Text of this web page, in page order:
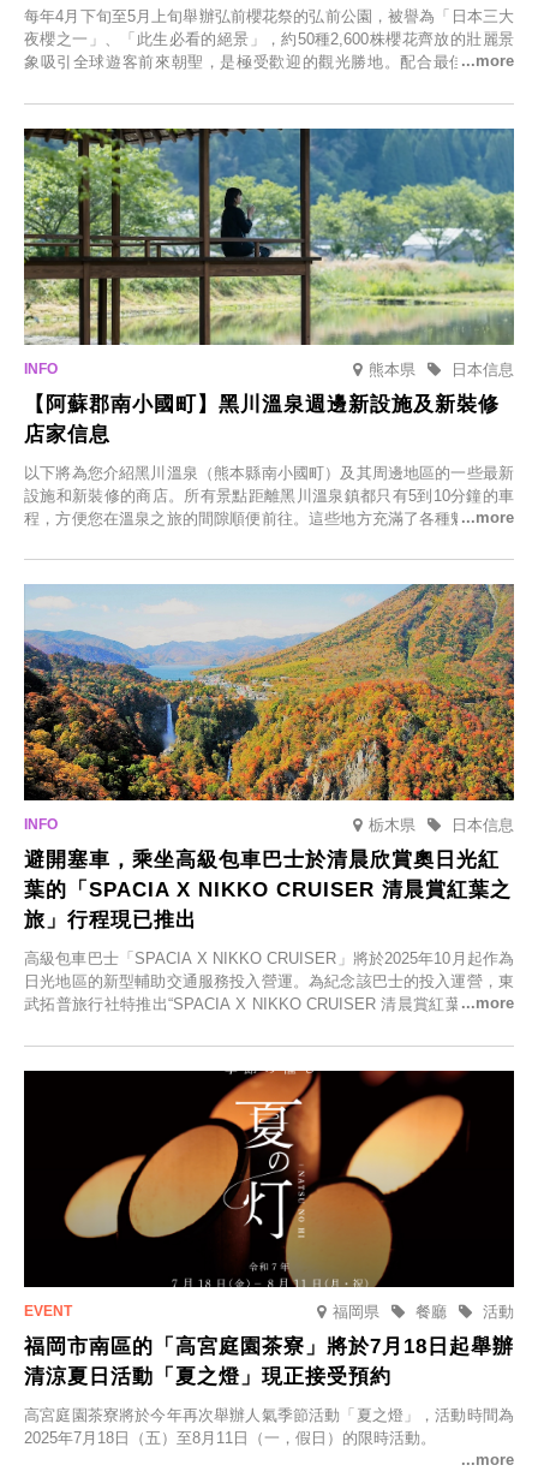
每年4月下旬至5月上旬舉辦弘前櫻花祭的弘前公園，被譽為「日本三大
夜櫻之一」、「此生必看的絕景」，約50種2,600株櫻花齊放的壯麗景
象吸引全球遊客前來朝聖，是極受歡迎的觀光勝地。配合最佳觀雪時
「冬季櫻花燈光秀」。
熊本県 日本信息
【阿蘇郡南小國町】黑川溫泉週邊新設施及新裝修
店家信息
以下將為您介紹黑川溫泉（熊本縣南小國町）及其周邊地區的一些最新
設施和新裝修的商店。所有景點距離黑川溫泉鎮都只有5到10分鐘的車
程，方便您在溫泉之旅的間隙順便前往。這些地方充滿了各種魅力，包
食材的餐廳。讓您體驗黑川溫泉的全新樂趣。
栃木県 日本信息
避開塞車，乘坐高級包車巴士於清晨欣賞奧日光紅
葉的「SPACIA X NIKKO CRUISER 清晨賞紅葉之
旅」行程現已推出
高級包車巴士「SPACIA X NIKKO CRUISER」將於2025年10月起作為
日光地區的新型輔助交通服務投入營運。為紀念該巴士的投入運營，東
武拓普旅行社特推出“SPACIA X NIKKO CRUISER 清晨賞紅葉之旅”，
福岡県 活動
餐廳
福岡市南區的「高宮庭園茶寮」將於7月18日起舉辦
清涼夏日活動「夏之燈」現正接受預約
高宮庭園茶寮將於今年再次舉辦人氣季節活動「夏之燈」，活動時間為
2025年7月18日（五）至8月11日（一，假日）的限時活動。